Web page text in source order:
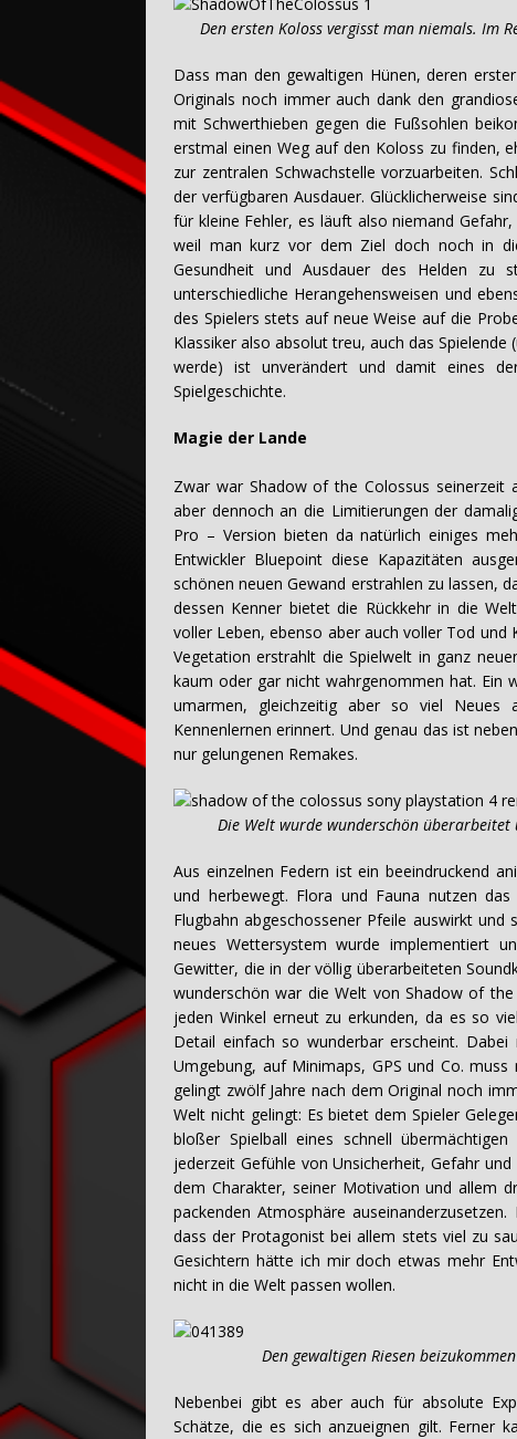
Den ersten Koloss vergisst man niemals. Im
Dass man den gewaltigen Hünen, deren
Originals noch immer auch dank den
mit Schwerthieben gegen die Fußsohlen
erstmal einen Weg auf den Koloss zu finden,
zur zentralen Schwachstelle vorzuarbeiten.
der verfügbaren Ausdauer. Glücklicherweise
für kleine Fehler, es läuft also niemand
weil man kurz vor dem Ziel doch noch in
Gesundheit und Ausdauer des Helden zu
unterschiedliche Herangehensweisen und
des Spielers stets auf neue Weise auf die
Klassiker also absolut treu, auch das
werde) ist unverändert und damit eines
Spielgeschichte.
Magie der Lande
Zwar war Shadow of the Colossus seinerzeit
aber dennoch an die Limitierungen der
Pro – Version bieten da natürlich einiges
Entwickler Bluepoint diese Kapazitäten
schönen neuen Gewand erstrahlen zu lassen,
dessen Kenner bietet die Rückkehr in die
voller Leben, ebenso aber auch voller Tod und
Vegetation erstrahlt die Spielwelt in ganz
kaum oder gar nicht wahrgenommen hat. Ein
umarmen, gleichzeitig aber so viel
Kennenlernen erinnert. Und genau das ist
nur gelungenen Remakes.
Die Welt wurde wunderschön überarbeitet
Aus einzelnen Federn ist ein beeindruckend
und herbewegt. Flora und Fauna nutzen
Flugbahn abgeschossener Pfeile auswirkt
neues Wettersystem wurde implementiert
Gewitter, die in der völlig überarbeiteten
wunderschön war die Welt von Shadow of
jeden Winkel erneut zu erkunden, da es so
Detail einfach so wunderbar erscheint.
Umgebung, auf Minimaps, GPS und Co.
gelingt zwölf Jahre nach dem Original noch
Welt nicht gelingt: Es bietet dem Spieler
bloßer Spielball eines schnell
jederzeit Gefühle von Unsicherheit, Gefahr
dem Charakter, seiner Motivation und allem
packenden Atmosphäre
dass der Protagonist bei allem stets viel zu
Gesichtern hätte ich mir doch etwas mehr
nicht in die Welt passen wollen.
Den gewaltigen Riesen beizukommen
Nebenbei gibt es aber auch für absolute
Schätze, die es sich anzueignen gilt. Ferner